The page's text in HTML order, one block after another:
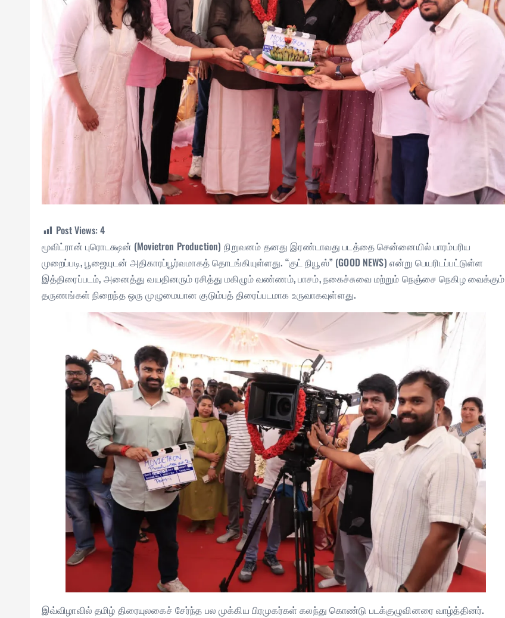
Post Views: 4
மூவிட்ரான் புரொடக்ஷன் (Movietron Production) நிறுவனம் தனது இரண்டாவது படத்தை சென்னையில் பாரம்பரிய
முறைப்படி, பூஜையுடன் அதிகாரப்பூர்வமாகத் தொடங்கியுள்ளது. “குட் நியூஸ்” (GOOD NEWS) என்று பெயரிடப்பட்டுள்ள
இத்திரைப்படம், அனைத்து வயதினரும் ரசித்து மகிழும் வண்ணம், பாசம், நகைச்சுவை மற்றும் நெஞ்சை நெகிழ வைக்கும்
தருணங்கள் நிறைந்த ஒரு முழுமையான குடும்பத் திரைப்படமாக உருவாகவுள்ளது.
இவ்விழாவில் தமிழ் திரையுலகைச் சேர்ந்த பல முக்கிய பிரமுகர்கள் கலந்து கொண்டு படக்குழுவினரை வாழ்த்தினர்.